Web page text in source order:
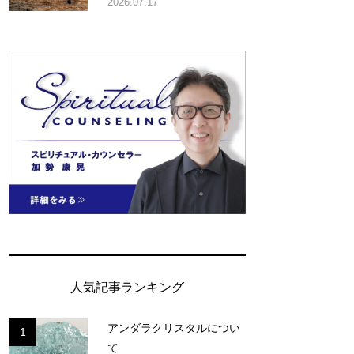
人気記事ランキング
1
アンダラクリスタルについ
て